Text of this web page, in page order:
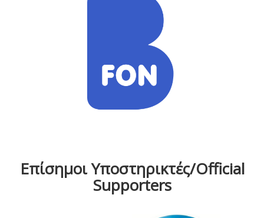
Επίσημοι Υποστηρικτές/Official
Supporters